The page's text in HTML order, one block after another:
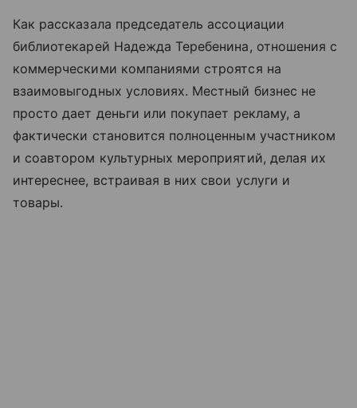
Как рассказала председатель ассоциации
библиотекарей Надежда Теребенина, отношения с
коммерческими компаниями строятся на
взаимовыгодных условиях. Местный бизнес не
просто дает деньги или покупает рекламу, а
фактически становится полноценным участником
и соавтором культурных мероприятий, делая их
интереснее, встраивая в них свои услуги и
товары.